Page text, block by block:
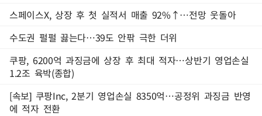
스페이스X, 상장 후 첫 실적서 매출 92%↑…전망 웃돌아
수도권 펄펄 끓는다…39도 안팎 극한 더위
쿠팡, 6200억 과징금에 상장 후 최대 적자…상반기 영업손실
1.2조 육박(종합)
[속보] 쿠팡Inc, 2분기 영업손실 8350억…공정위 과징금 반영
에 적자 전환